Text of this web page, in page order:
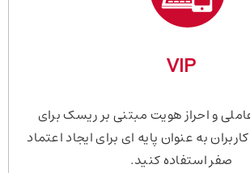
VIP
و احراز هویت مبتنی بر ریسک برای
به عنوان پایه ای برای ایجاد اعتماد
صفر استفاده کنید.